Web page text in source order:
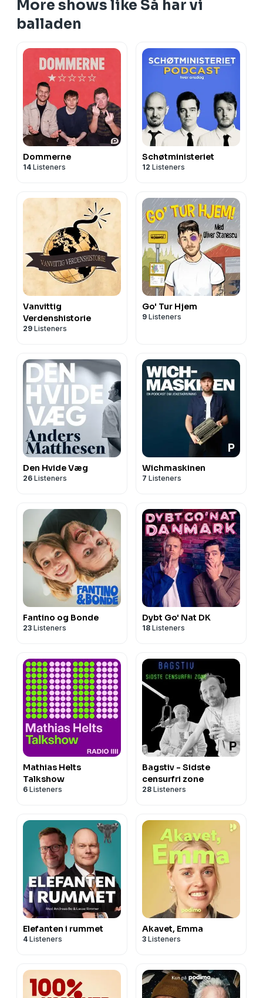
More shows like Så har vi
balladen
Dommerne
14 Listeners
Schøtministeriet
12 Listeners
Vanvittig
Verdenshistorie
29 Listeners
Go' Tur Hjem
9 Listeners
Den Hvide Væg
26 Listeners
Wichmaskinen
7 Listeners
Fantino og Bonde
23 Listeners
Dybt Go' Nat DK
18 Listeners
Mathias Helts
Talkshow
6 Listeners
Bagstiv - Sidste
censurfri zone
28 Listeners
Elefanten i rummet
4 Listeners
Akavet, Emma
3 Listeners